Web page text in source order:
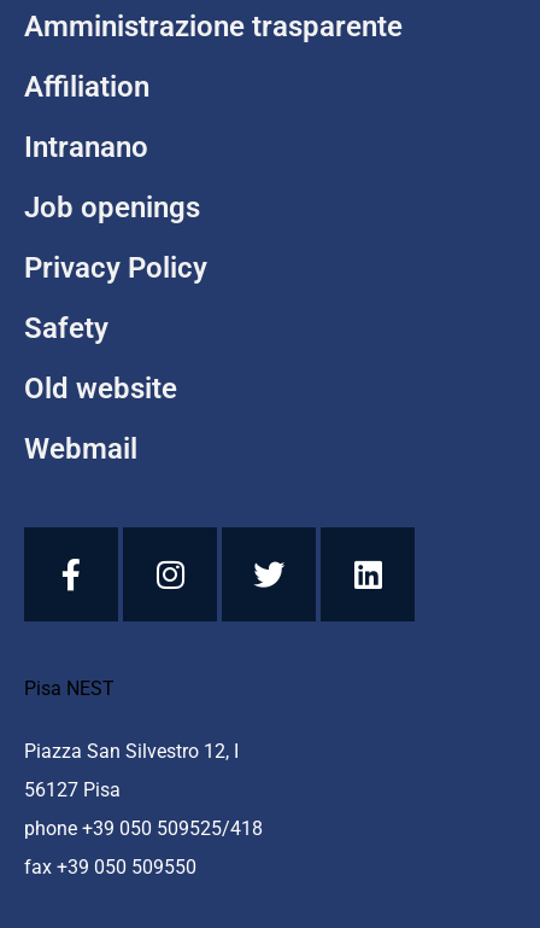
Amministrazione trasparente
Affiliation
Intranano
Job openings
Privacy Policy
Safety
Old website
Webmail
Pisa NEST
Piazza San Silvestro 12, I
56127 Pisa
phone +39 050 509525/418
fax +39 050 509550